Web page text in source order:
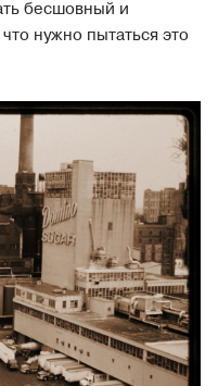
бесшовный и
нужно пытаться это